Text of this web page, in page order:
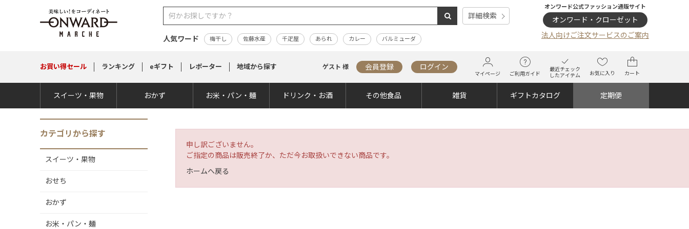
詳細検索
人気ワード 梅干し 佐藤水産 千疋屋 あられ カレー バルミューダ
オンワード公式ファッション通販サイト
オンワード・クローゼット
法人向けご注文サービスのご案内
お買い得セール ランキング eギフト レポーター 地域から探す ゲスト 様 会員登録 ログイン
マイページ ご利用ガイド
最近チェック
したアイテム
お気に入り カート
スイーツ・果物 おかず お米・パン・麺 ドリンク・お酒 その他食品 雑貨 ギフトカタログ 定期便
カテゴリから探す
スイーツ・果物
おせち
おかず
お米・パン・麺
申し訳ございません。
ご指定の商品は販売終了か、ただ今お取扱いできない商品です。
ホームへ戻る